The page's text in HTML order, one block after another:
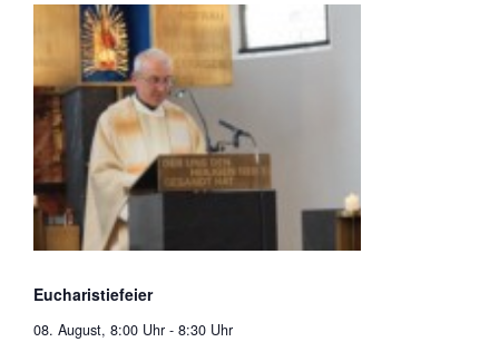
Eucharistiefeier
08. August, 8:00 Uhr - 8:30 Uhr